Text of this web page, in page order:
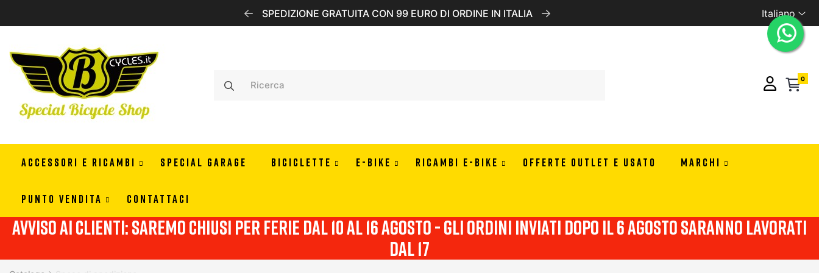
SPEDIZIONE GRATUITA CON 99 EURO DI ORDINE IN ITALIA SCONTI RISERVATI PER RIVENDITORI CONTATTACI PER
Italiano
0
ACCESSORI E RICAMBI SPECIAL GARAGE BICICLETTE E-BIKE RICAMBI E-BIKE OFFERTE OUTLET E USATO MARCHI
PUNTO VENDITA CONTATTACI
Avviso ai clienti: Saremo chiusi per ferie dal 10 al 16 agosto - Gli ordini inviati dopo il 6 agosto saranno lavorati
dal 17